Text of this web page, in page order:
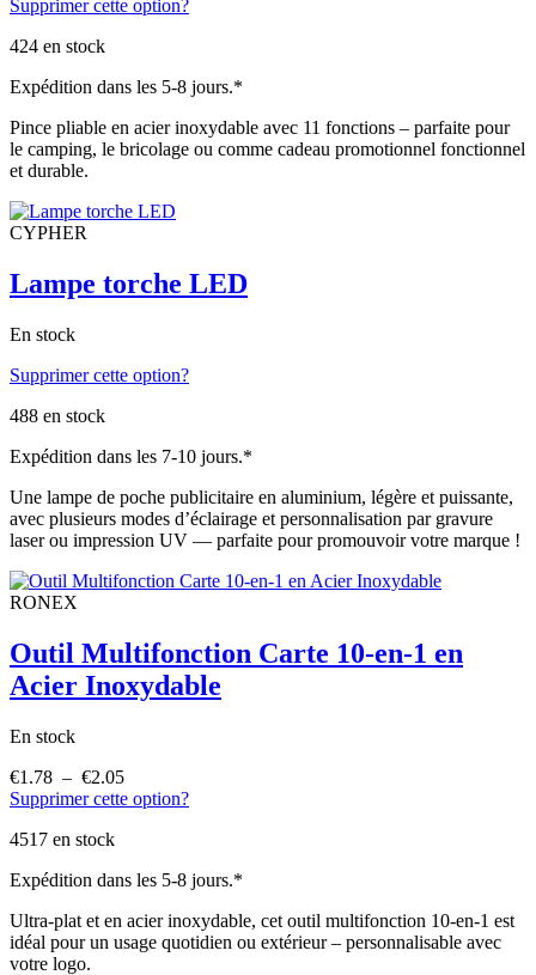
de
€14.78
Supprimer cette option?
424 en stock
Expédition dans les 5-8 jours.*
Pince pliable en acier inoxydable avec 11 fonctions – parfaite pour
le camping, le bricolage ou comme cadeau promotionnel fonctionnel
et durable.
CYPHER
Lampe torche LED
En stock
Supprimer cette option?
488 en stock
Expédition dans les 7-10 jours.*
Une lampe de poche publicitaire en aluminium, légère et puissante,
avec plusieurs modes d’éclairage et personnalisation par gravure
laser ou impression UV — parfaite pour promouvoir votre marque !
RONEX
Outil Multifonction Carte 10-en-1 en
Acier Inoxydable
En stock
€1.78 – €2.05
de
€2.05
Supprimer cette option?
4517 en stock
Expédition dans les 5-8 jours.*
Ultra-plat et en acier inoxydable, cet outil multifonction 10-en-1 est
idéal pour un usage quotidien ou extérieur – personnalisable avec
votre logo.